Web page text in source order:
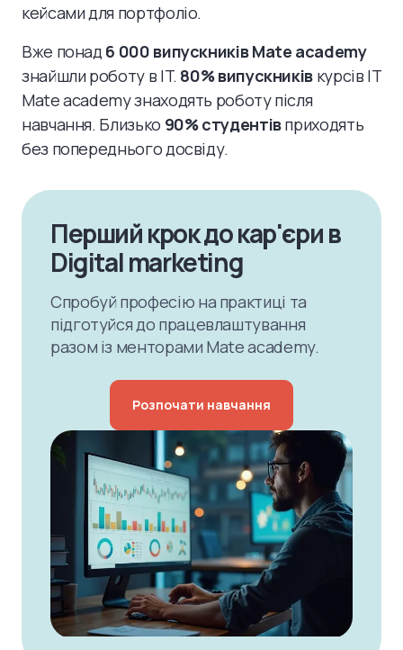
кейсами для портфоліо.
Вже понад 6 000 випускників Mate academy
знайшли роботу в IT. 80% випускників курсів IT
Mate academy знаходять роботу після
навчання. Близько 90% студентівприходять
без попереднього досвіду.
Перший крок до кар'єри в
Digital marketing
Спробуй професію на практиці та
підготуйся до працевлаштування
разом із менторами Mate academy.
Розпочати навчання